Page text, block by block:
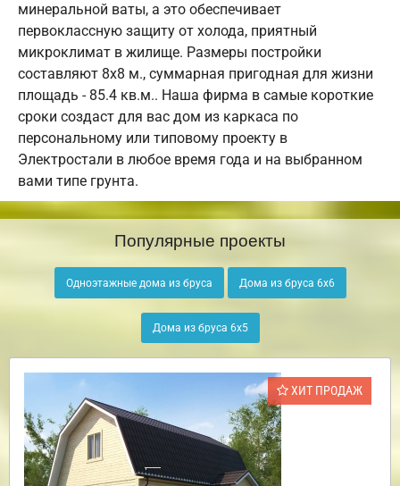
минеральной ваты, а это обеспечивает
первоклассную защиту от холода, приятный
микроклимат в жилище. Размеры постройки
составляют 8х8 м., суммарная пригодная для жизни
площадь - 85.4 кв.м.. Наша фирма в самые короткие
сроки создаст для вас дом из каркаса по
персональному или типовому проекту в
Электростали в любое время года и на выбранном
вами типе грунта.
Популярные проекты
Одноэтажные дома из бруса Дома из бруса 6х6
Дома из бруса 6х5
ХИТ ПРОДАЖ